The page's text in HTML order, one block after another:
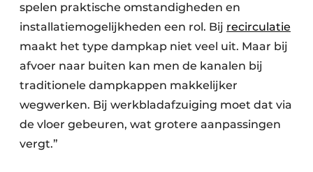
spelen praktische omstandigheden en
installatiemogelijkheden een rol. Bij recirculatie
maakt het type dampkap niet veel uit. Maar bij
afvoer naar buiten kan men de kanalen bij
traditionele dampkappen makkelijker
wegwerken. Bij werkbladafzuiging moet dat via
de vloer gebeuren, wat grotere aanpassingen
vergt.”